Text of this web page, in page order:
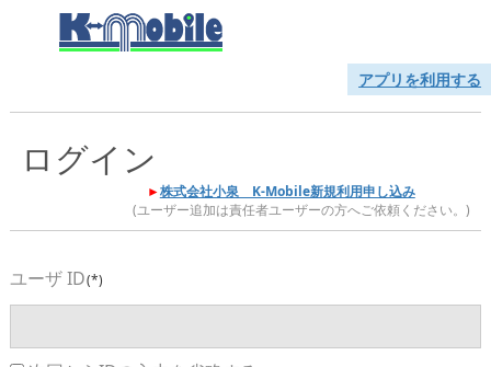
アプリを利用する
ログイン
►株式会社小泉 K-Mobile新規利用申し込み
(ユーザー追加は責任者ユーザーの方へご依頼ください。)
ユーザ ID(*)